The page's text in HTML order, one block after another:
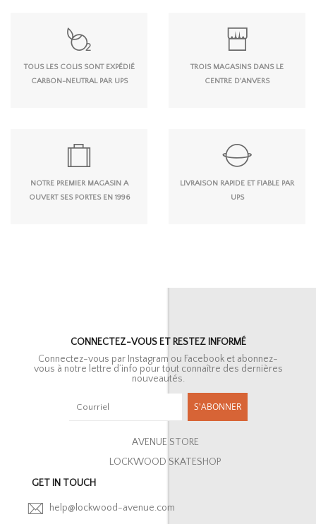
TOUS LES COLIS SONT EXPÉDIÉ
CARBON-NEUTRAL PAR UPS
TROIS MAGASINS DANS LE
CENTRE D'ANVERS
NOTRE PREMIER MAGASIN A
OUVERT SES PORTES EN 1996
LIVRAISON RAPIDE ET FIABLE PAR
UPS
CONNECTEZ-VOUS ET RESTEZ INFORMÉ
Connectez-vous par Instagram ou Facebook et abonnez-
vous à notre lettre d’info pour tout connaître des dernières
nouveautés.
S'ABONNER
AVENUE STORE
LOCKWOOD SKATESHOP
GET IN TOUCH
help@lockwood-avenue.com